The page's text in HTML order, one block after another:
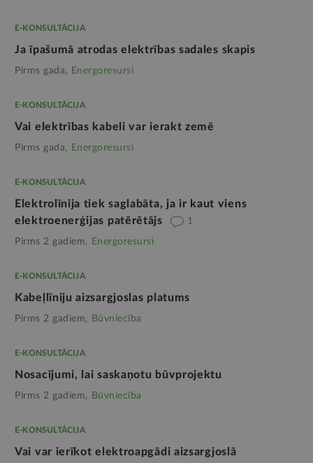
E-KONSULTĀCIJA
Ja īpašumā atrodas elektrības sadales skapis
Pirms gada, Energoresursi
E-KONSULTĀCIJA
Vai elektrības kabeli var ierakt zemē
Pirms gada, Energoresursi
E-KONSULTĀCIJA
Elektrolīnija tiek saglabāta, ja ir kaut viens
elektroenerģijas patērētājs
1
Pirms 2 gadiem, Energoresursi
E-KONSULTĀCIJA
Kabeļlīniju aizsargjoslas platums
Pirms 2 gadiem, Būvniecība
E-KONSULTĀCIJA
Nosacījumi, lai saskaņotu būvprojektu
Pirms 2 gadiem, Būvniecība
E-KONSULTĀCIJA
Vai var ierīkot elektroapgādi aizsargjoslā